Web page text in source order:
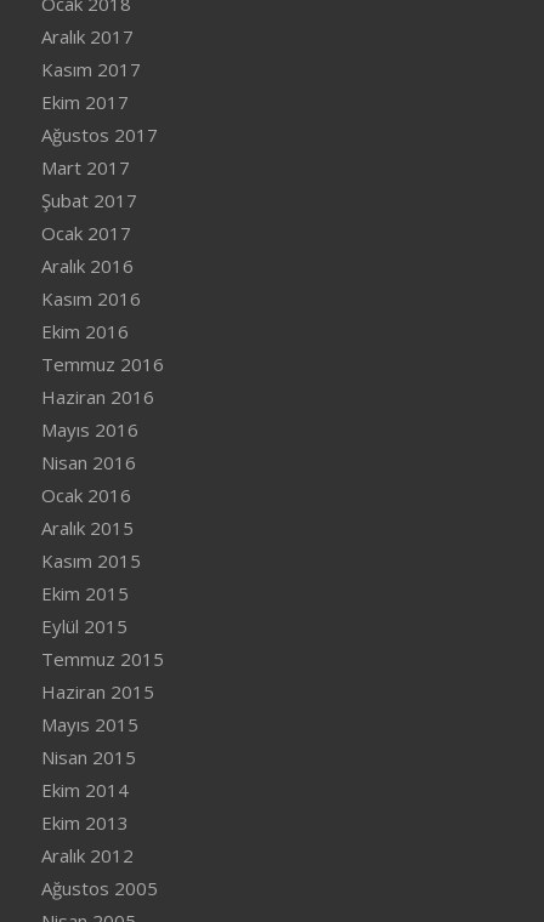
Aralık 2017
Kasım 2017
Ekim 2017
Ağustos 2017
Mart 2017
Şubat 2017
Ocak 2017
Aralık 2016
Kasım 2016
Ekim 2016
Temmuz 2016
Haziran 2016
Mayıs 2016
Nisan 2016
Ocak 2016
Aralık 2015
Kasım 2015
Ekim 2015
Eylül 2015
Temmuz 2015
Haziran 2015
Mayıs 2015
Nisan 2015
Ekim 2014
Ekim 2013
Aralık 2012
Ağustos 2005